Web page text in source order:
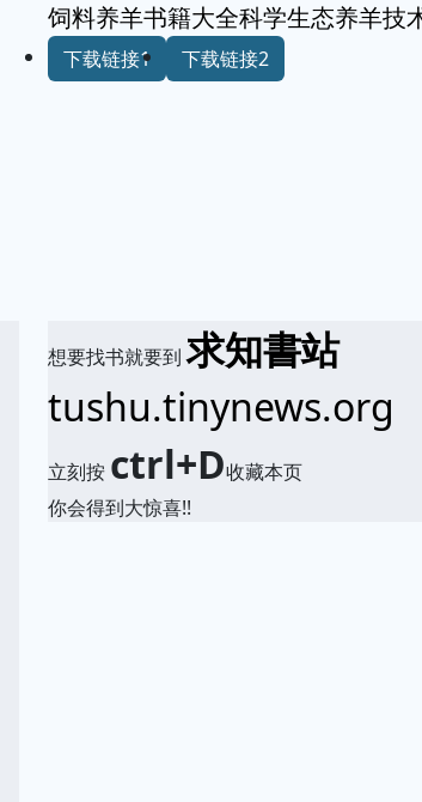
饲料养羊书籍大全科学生态养羊技
下载链接1 下载链接2
想要找书就要到求知書站
tushu.tinynews.org
立刻按 ctrl+D收藏本页
你会得到大惊喜!!